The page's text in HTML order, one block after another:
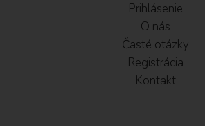
Prihlásenie
O nás
Časté otázky
Registrácia
Kontakt